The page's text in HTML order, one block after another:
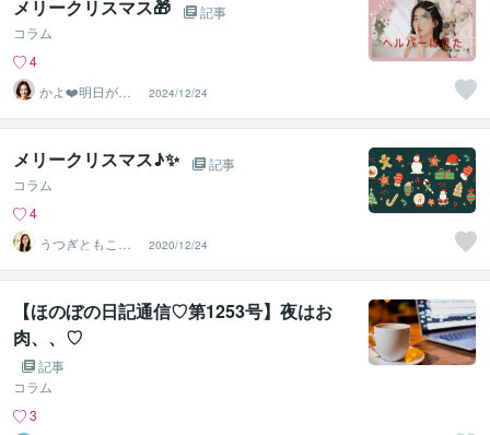
メリークリスマス🎁
記事
コラム
4
かよ❤️明日が少
し楽しみになる
場所
2024/12/24
メリークリスマス♪✨
記事
コラム
4
うつぎともこ
（けんちゃんマ
マ♪）
2020/12/24
【ほのぼの日記通信♡第1253号】夜はお
肉、、♡
記事
コラム
3